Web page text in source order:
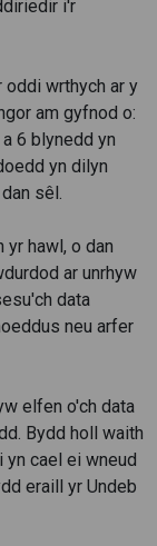
i'r
wrthych ar y
am gyfnod o:
6 blynedd yn
yn dilyn
sêl.
hawl, o dan
ar unrhyw
data
neu arfer
elfen o'ch data
Bydd holl waith
cael ei wneud
eraill yr Undeb